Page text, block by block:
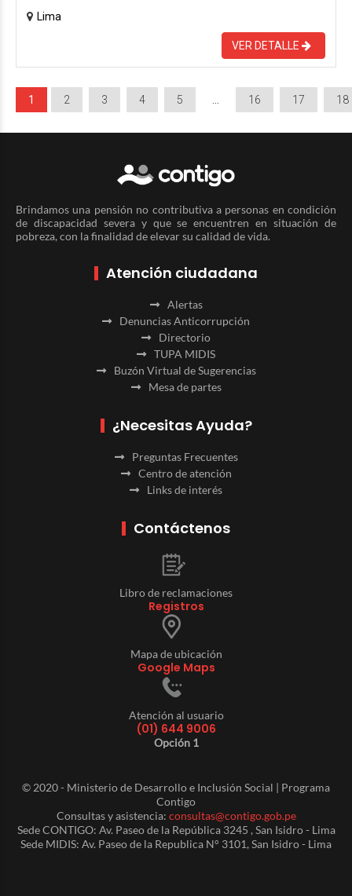
Lima
VER DETALLE
1 2 3 4 5 16 17 18
Brindamos una pensión no contributiva a personas en condición
de discapacidad severa y que se encuentren en situación de
pobreza, con la finalidad de elevar su calidad de vida.
Atención ciudadana
Alertas
Denuncias Anticorrupción
Directorio
TUPA MIDIS
Buzón Virtual de Sugerencias
Mesa de partes
¿Necesitas Ayuda?
Preguntas Frecuentes
Centro de atención
Links de interés
Contáctenos
Libro de reclamaciones
Registros
Mapa de ubicación
Google Maps
Atención al usuario
(01) 644 9006
Opción 1
© 2020 - Ministerio de Desarrollo e Inclusión Social | Programa
Contigo
Consultas y asistencia: consultas@contigo.gob.pe
Sede CONTIGO: Av. Paseo de la República 3245 , San Isidro - Lima
Sede MIDIS: Av. Paseo de la Republica N° 3101, San Isidro - Lima